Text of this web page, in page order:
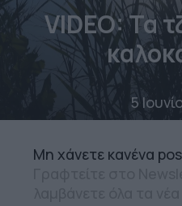
VIDEO: Τα
5
Mη χάνετε κανένα